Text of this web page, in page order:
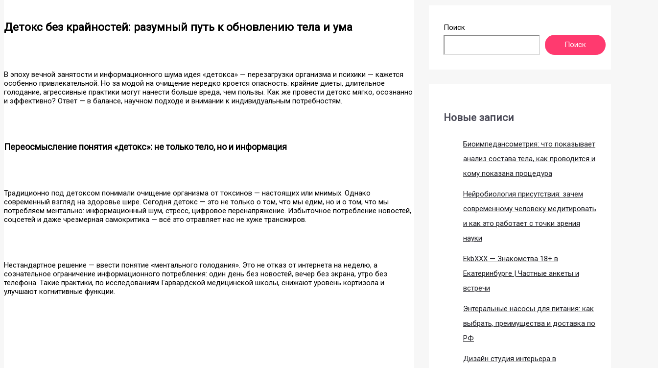
Детокс без крайностей: разумный путь к обновлению тела и ума
В эпоху вечной занятости и информационного шума идея «детокса» — перезагрузки организма и психики — кажется
особенно привлекательной. Но за модой на очищение нередко кроется опасность: крайние диеты, длительное
голодание, агрессивные практики могут нанести больше вреда, чем пользы. Как же провести детокс мягко, осознанно
и эффективно? Ответ — в балансе, научном подходе и внимании к индивидуальным потребностям.
Переосмысление понятия «детокс»: не только тело, но и информация
Традиционно под детоксом понимали очищение организма от токсинов — настоящих или мнимых. Однако
современный взгляд на здоровье шире. Сегодня детокс — это не только о том, что мы едим, но и о том, что мы
потребляем ментально: информационный шум, стресс, цифровое перенапряжение. Избыточное потребление новостей,
соцсетей и даже чрезмерная самокритика — всё это отравляет нас не хуже трансжиров.
Нестандартное решение — ввести понятие «ментального голодания». Это не отказ от интернета на неделю, а
сознательное ограничение информационного потребления: один день без новостей, вечер без экрана, утро без
телефона. Такие практики, по исследованиям Гарвардской медицинской школы, снижают уровень кортизола и
улучшают когнитивные функции.
Поиск
Поиск
Новые записи
Биоимпедансометрия: что показывает
анализ состава тела, как проводится и
кому показана процедура
Нейробиология присутствия: зачем
современному человеку медитировать
и как это работает с точки зрения
науки
EkbXXX — Знакомства 18+ в
Екатеринбурге | Частные анкеты и
встречи
Энтеральные насосы для питания: как
выбрать, преимущества и доставка по
РФ
Дизайн студия интерьера в